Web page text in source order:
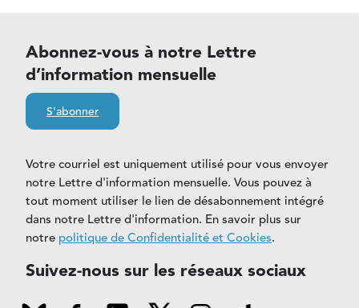
Abonnez-vous à notre Lettre
d’information mensuelle
S'abonner
Votre courriel est uniquement utilisé pour vous envoyer
notre Lettre d'information mensuelle. Vous pouvez à
tout moment utiliser le lien de désabonnement intégré
dans notre Lettre d'information. En savoir plus sur
notre politique de Confidentialité et Cookies.
Suivez-nous sur les réseaux sociaux